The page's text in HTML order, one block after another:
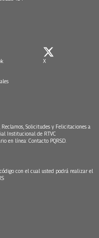
X
Solicitudes y Felicitaciones a
Institucional de RTVC
en línea: Contacto PQRSD.
con el cual usted podrá realizar el